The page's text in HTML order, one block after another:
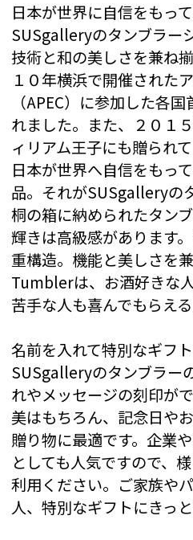
日本が世界に自信をもっ
SUSgalleryのタンブラー
技術と和の美しさを兼ね
１０年横浜で開催された
（APEC）に参加した各
れました。また、２０１
ィリアム王子にも贈られて
日本が世界へ自信をもっ
品。それがSUSgalleryの
桐の箱に納められたタン
輝きは高級感があります
重構造。機能と美しさを
Tumblerは、お酒好きな
苦手な人も喜んでもらえる
名前を入れて特別なギフ
SUSgalleryのタンブラー
れやメッセージの刻印が
美はもちろん、記念日や
贈り物に最適です。企業
としても人気ですので、
利用ください。ご家族や
人、特別なギフトにきっ